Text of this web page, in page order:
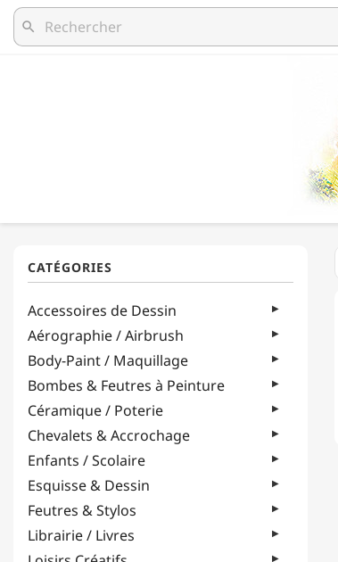
search
Accessoires de Dessin
Aérographie / Airbrush
Body-Paint / Maquillage
Bombes & Feutres à Peinture
Céramique / Poterie
Chevalets & Accrochage
Enfants / Scolaire
Esquisse & Dessin
Feutres & Stylos
Librairie / Livres